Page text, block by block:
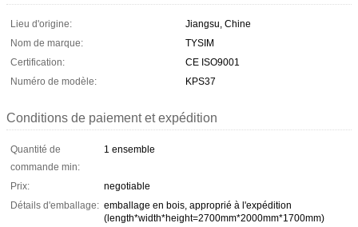
Lieu d'origine:
Jiangsu, Chine
Nom de marque:
TYSIM
Certification:
CE ISO9001
Numéro de modèle:
KPS37
Conditions de paiement et expédition
Quantité de
commande min:
1 ensemble
Prix:
negotiable
Détails d'emballage: emballage en bois, approprié à l'expédition
(length*width*height=2700mm*2000mm*1700mm)